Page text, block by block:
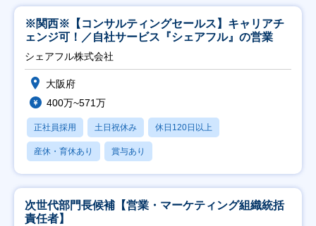
※関西※【コンサルティングセールス】キャリアチ
ェンジ可！／自社サービス『シェアフル』の営業
シェアフル株式会社
大阪府
400万~571万
正社員採用 土日祝休み 休日120日以上
産休・育休あり 賞与あり
次世代部門長候補【営業・マーケティング組織統括
責任者】